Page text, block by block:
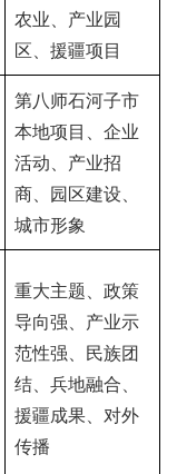
农业、产业园
区、援疆项目
第八师石河子市
本地项目、企业
活动、产业招
商、园区建设、
城市形象
重大主题、政策
导向强、产业示
范性强、民族团
结、兵地融合、
援疆成果、对外
传播